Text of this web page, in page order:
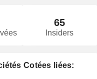
65
Insiders
Cotées liées: